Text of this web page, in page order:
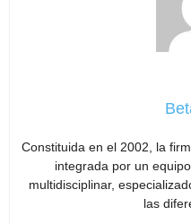
Constituida en el 2002, la
integrada por un
multidisciplinar,
las